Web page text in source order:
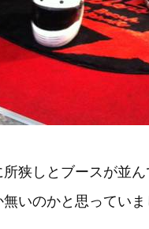
狭しとブースが並
いのかと思ってい